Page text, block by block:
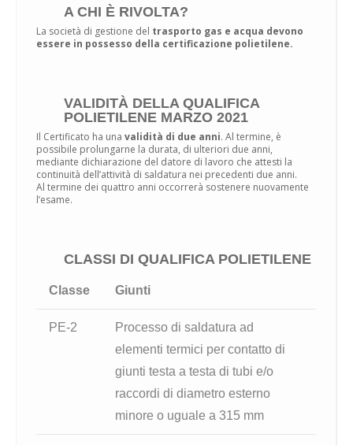
A CHI È RIVOLTA?
La società di gestione del trasporto gas e acqua devono
essere in possesso della certificazione polietilene.
VALIDITÀ DELLA QUALIFICA
POLIETILENE MARZO 2021
Il Certificato ha una validità di due anni. Al termine, è
possibile prolungarne la durata, di ulteriori due anni,
mediante dichiarazione del datore di lavoro che attesti la
continuità dell’attività di saldatura nei precedenti due anni.
Al termine dei quattro anni occorrerà sostenere nuovamente
l’esame.
CLASSI DI QUALIFICA POLIETILENE
Classe Giunti
PE-2
Processo di saldatura ad
elementi termici per contatto di
giunti testa a testa di tubi e/o
raccordi di diametro esterno
minore o uguale a 315 mm